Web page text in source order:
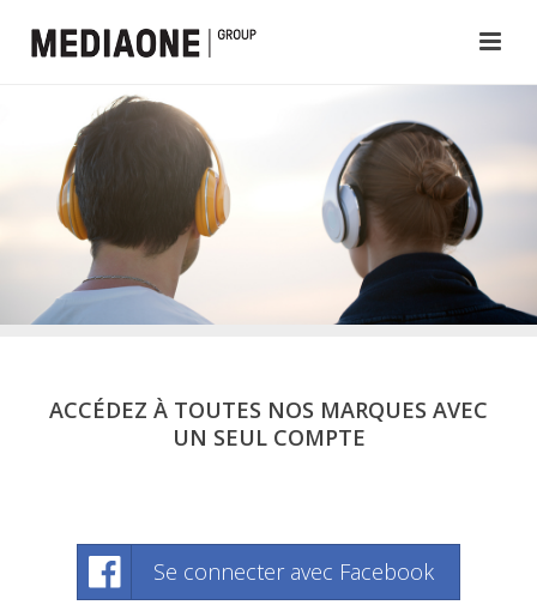
ACCÉDEZ À TOUTES NOS MARQUES AVEC
UN SEUL COMPTE
Se connecter avec Facebook